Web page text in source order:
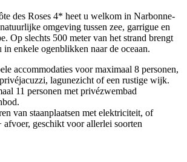
des Roses 4* heet u welkom in Narbonne-
omgeving tussen zee, garrigue en
Op slechts 500 meter van het strand brengt
in enkele ogenblikken naar de oceaan.
accommodaties voor maximaal 8 personen,
lagunezicht of een rustige wijk.
11 personen met privézwembad
van staanplaatsen met elektriciteit, of
geschikt voor allerlei soorten